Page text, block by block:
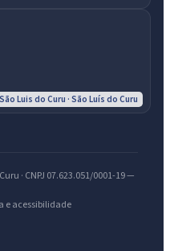
Luis do Curu · São Luís do Curu
· CNPJ 07.623.051/0001-19 —
e acessibilidade
legislação, Diário Oficial,